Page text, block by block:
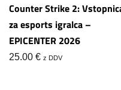
Counter Strike 2:
za esports igralca –
EPICENTER 2026
25.00 € z DDV